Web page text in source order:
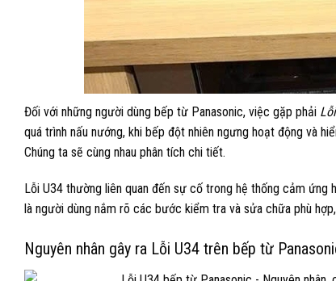
Đối với những người dùng bếp từ Panasonic, việc gặp phải
quá trình nấu nướng, khi bếp đột nhiên ngưng hoạt động và
Chúng ta sẽ cùng nhau phân tích chi tiết.
Lỗi U34 thường liên quan đến sự cố trong hệ thống cảm ứng
là người dùng nắm rõ các bước kiểm tra và sửa chữa phù
Nguyên nhân gây ra Lỗi U34 trên bếp từ